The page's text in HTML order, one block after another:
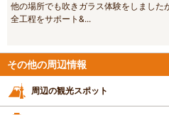
他の場所でも吹きガラス体験をしました
全工程をサポート&...
その他の周辺情報
周辺の観光スポット